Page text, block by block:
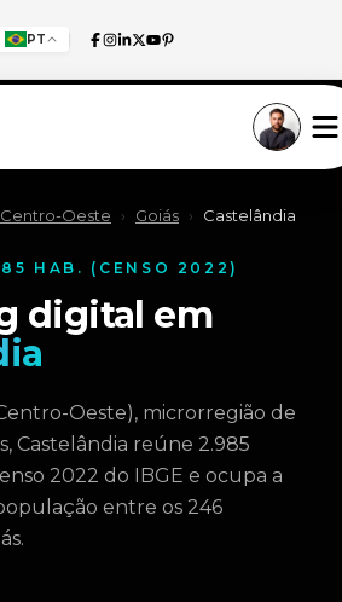
PT
Centro-Oeste › Goiás › Castelândia
HAB. (CENSO 2022)
digital em
Oeste), microrregião de
Castelândia reúne 2.985
2022 do IBGE e ocupa a
entre os 246